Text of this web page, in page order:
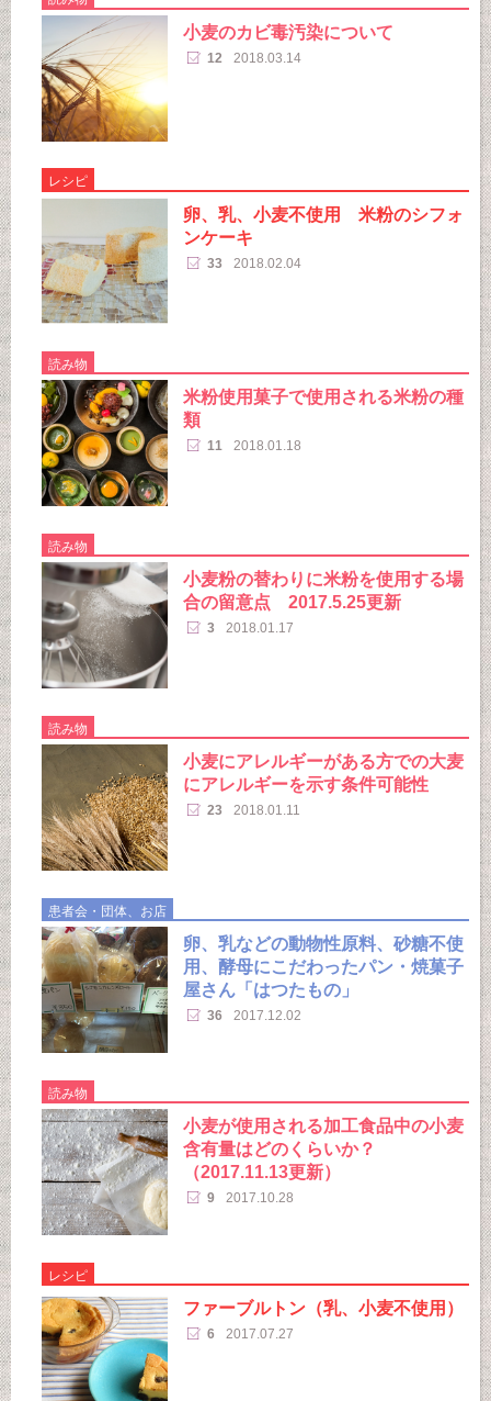
小麦のカビ毒汚染について
12 2018.03.14
レシピ
卵、乳、小麦不使用 米粉のシフォ
ンケーキ
33 2018.02.04
読み物
米粉使用菓子で使用される米粉の種
類
11 2018.01.18
読み物
小麦粉の替わりに米粉を使用する場
合の留意点 2017.5.25更新
3 2018.01.17
読み物
小麦にアレルギーがある方での大麦
にアレルギーを示す条件可能性
23 2018.01.11
患者会・団体、お店
卵、乳などの動物性原料、砂糖不使
用、酵母にこだわったパン・焼菓子
屋さん「はつたもの」
36 2017.12.02
読み物
小麦が使用される加工食品中の小麦
含有量はどのくらいか？
（2017.11.13更新）
9 2017.10.28
レシピ
ファーブルトン（乳、小麦不使用）
6 2017.07.27